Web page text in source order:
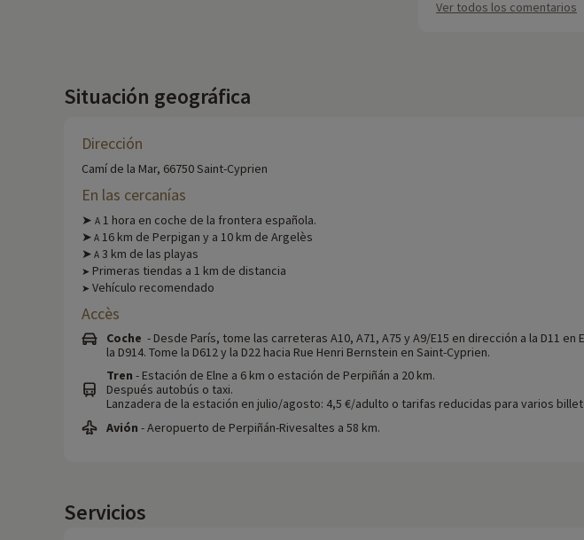
Ver todos los comentarios
Situación geográfica
Dirección
Camí de la Mar, 66750 Saint-Cyprien
En las cercanías
➤ A 1 hora en coche de la frontera española.
➤ A 16 km de Perpigan y a 10 km de Argelès
➤ A 3 km de las playas
➤ Primeras tiendas a 1 km de distancia
➤ Vehículo recomendado
Accès
Coche - Desde París, tome las carreteras A10, A71, A75 y A9/E15 en dirección a la D11 en
la D914. Tome la D612 y la D22 hacia Rue Henri Bernstein en Saint-Cyprien.
Tren - Estación de Elne a 6 km o estación de Perpiñán a 20 km.
Después autobús o taxi.
Lanzadera de la estación en julio/agosto: 4,5 €/adulto o tarifas reducidas para varios
Avión - Aeropuerto de Perpiñán-Rivesaltes a 58 km.
Servicios